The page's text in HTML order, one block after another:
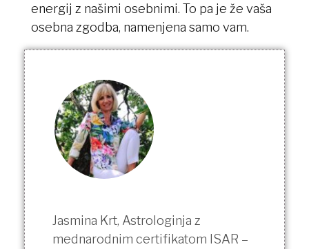
energij z našimi osebnimi. To pa je že vaša
osebna zgodba, namenjena samo vam.
Jasmina Krt, Astrologinja z
mednarodnim certifikatom ISAR –